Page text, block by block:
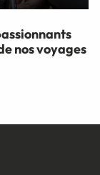
nos voyages